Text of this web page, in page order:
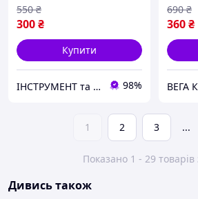
300₴
550 ₴
Купити
ІНСТРУМЕНТ та МЕТИЗИ 98%
360₴
690 ₴
ВЕГА
1 2 3 ...
Показано 1 - 29 товарів
Дивись також